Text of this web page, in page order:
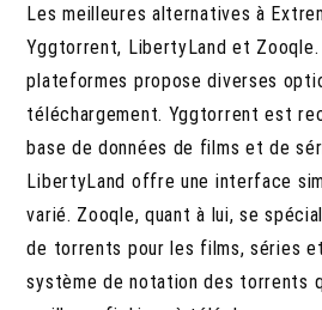
Les meilleures alternatives à
Yggtorrent, LibertyLand et Zooqle.
plateformes propose diverses
téléchargement. Yggtorrent est
base de données de films et de
LibertyLand offre une interface
varié. Zooqle, quant à lui, se
de torrents pour les films, séries
système de notation des torrents